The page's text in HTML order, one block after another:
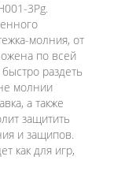
3Pg.
молния, от
по всей
раздеть
молнии
а также
защитить
и защипов.
как для игр,